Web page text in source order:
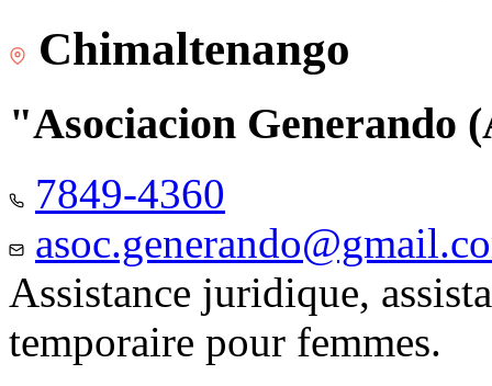
Chimaltenango
"Asociacion Generando
7849-4360
Assistance juridique,
temporaire pour femmes.